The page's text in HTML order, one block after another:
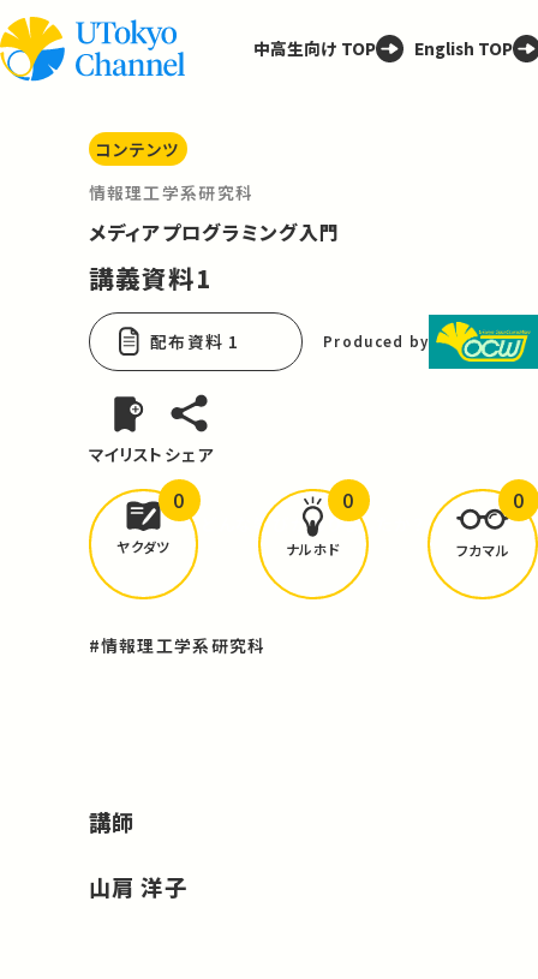
中高生向け TOP English TOP
コンテンツ
情報理工学系研究科
メディアプログラミング入門
講義資料1
配布資料 1 Produced by
マイリスト シェア
どんな学びがありましたか？
ヤクダツ
0
ナルホド
0
フカマル
0
#情報理工学系研究科
講師
山肩 洋子